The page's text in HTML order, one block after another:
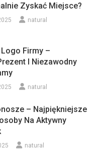
Zyskać Miejsce?
natural
Firmy –
I Niezawodny
natural
– Najpiękniejsze
Na Aktywny
natural